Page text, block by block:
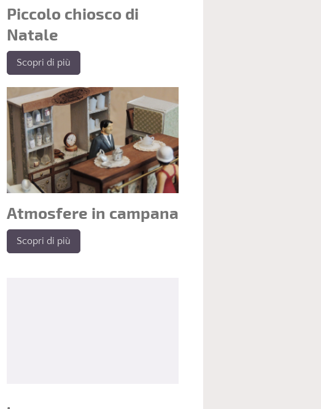
Piccolo chiosco di
Natale
Scopri di più
Atmosfere in campana
Scopri di più
.